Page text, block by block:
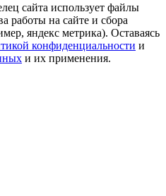
сайта использует файлы
работы на сайте и сбора
яндекс метрика). Оставаясь
конфиденциальности и
и их применения.